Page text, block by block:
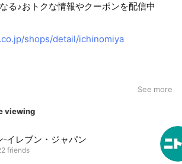
る♪おトクな情報やクーポンを配信中
shops/detail/ichinomiya
See more
viewing
‐イレブン・ジャパン
friends